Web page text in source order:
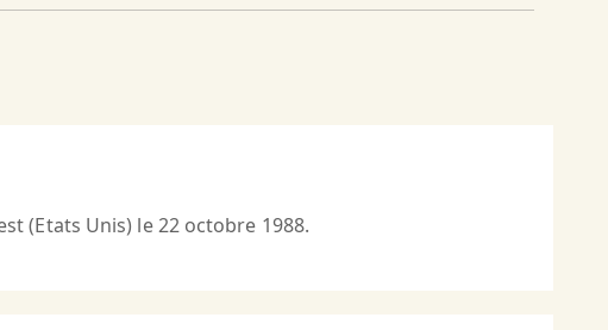
(Etats Unis) le 22 octobre 1988.